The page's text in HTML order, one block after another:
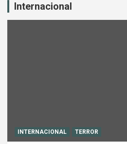
Internacional
INTERNACIONAL TERROR